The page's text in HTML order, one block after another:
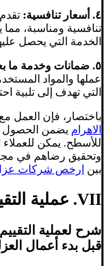
٤. أسعار تنافسية:
تنافسية ومناسبة، مما
الخدمة التي يحصل
٥. ضمانات وخدمة ما بعد البيع:
عملها والمواد
التي تهدف إلى تلبية
باختصار، فإن العمل مع
الاهرام يضمن الحصول
للأسطح. يمكن للعملاء
وتحقيق رضاهم في
بين ارخص شركات
VII. عملية التقييم والتخطيط
شرح لعملية
قبل بدء أعمال